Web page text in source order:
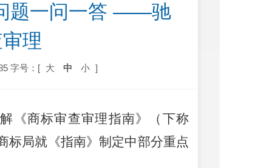
题一问一答 ——驰
理
字号：[ 大 中 小 ]
《商标审查审理指南》（下称
标局就《指南》制定中部分重点